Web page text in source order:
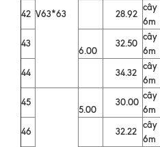
V63*63
42
28.92
cây
6m
43
6.00
32.50
cây
6m
44
34.32
cây
6m
45
5.00
30.00
cây
6m
46
32.22
cây
6m